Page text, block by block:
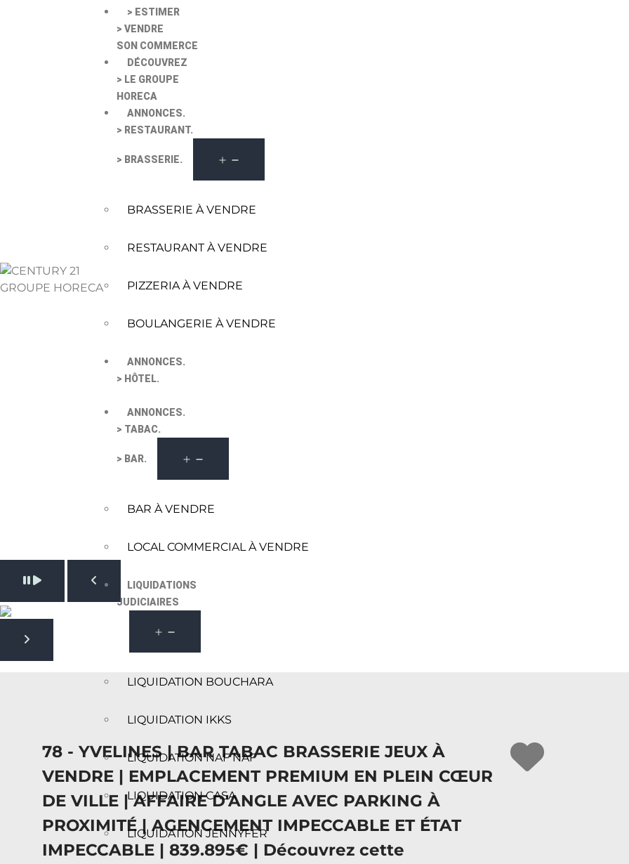
> ESTIMER
> VENDRE
SON COMMERCE
DÉCOUVREZ
> LE GROUPE
HORECA
ANNONCES.
> RESTAURANT.
> BRASSERIE.
BRASSERIE À VENDRE
RESTAURANT À VENDRE
PIZZERIA À VENDRE
BOULANGERIE À VENDRE
ANNONCES.
> HÔTEL.
ANNONCES.
> TABAC.
> BAR.
BAR À VENDRE
LOCAL COMMERCIAL À VENDRE
LIQUIDATIONS
JUDICIAIRES
LIQUIDATION BOUCHARA
LIQUIDATION IKKS
LIQUIDATION NAF NAF
LIQUIDATION CASA
LIQUIDATION JENNYFER
Pause slide rotation
Resume slide rotation
Previous slide
78 - YVELINES | BAR TABAC BRASSERIE JEUX À
VENDRE | EMPLACEMENT PREMIUM EN PLEIN CŒUR
DE VILLE | AFFAIRE D'ANGLE AVEC PARKING À
PROXIMITÉ | AGENCEMENT IMPECCABLE ET ÉTAT
IMPECCABLE | 839.895€ | Découvrez cette